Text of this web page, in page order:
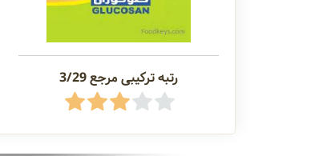
رتبه ترکیبی مرجع 3/29